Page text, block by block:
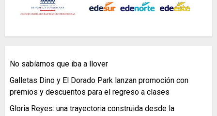
No sabíamos que iba a llover
Galletas Dino y El Dorado Park lanzan promoción con
premios y descuentos para el regreso a clases
Gloria Reyes: una trayectoria construida desde la